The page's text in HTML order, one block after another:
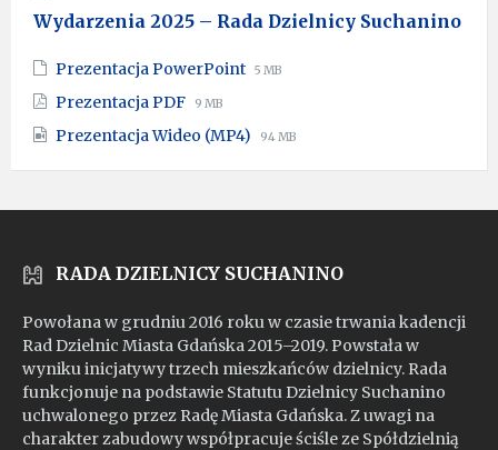
Wydarzenia 2025 – Rada Dzielnicy Suchanino
Prezentacja PowerPoint File
File
5 MB
Prezentacja PDF File
pdf
File
9 MB
Prezentacja Wideo (MP4) File
mp4
File
94 MB
RADA DZIELNICY SUCHANINO
Powołana w grudniu 2016 roku w czasie trwania kadencji
Rad Dzielnic Miasta Gdańska 2015–2019. Powstała w
wyniku inicjatywy trzech mieszkańców dzielnicy. Rada
funkcjonuje na podstawie Statutu Dzielnicy Suchanino
uchwalonego przez Radę Miasta Gdańska. Z uwagi na
charakter zabudowy współpracuje ściśle ze Spółdzielnią